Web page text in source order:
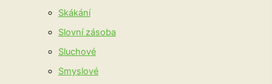
Skákání
Slovní zásoba
Sluchové
Smyslové